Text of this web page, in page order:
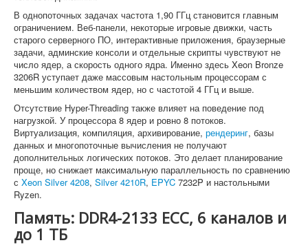
В однопоточных задачах частота 1,90 ГГц становится главным
ограничением. Веб-панели, некоторые игровые движки, часть
старого серверного ПО, интерактивные приложения, браузерные
задачи, админские консоли и отдельные скрипты чувствуют не
число ядер, а скорость одного ядра. Именно здесь Xeon Bronze
3206R уступает даже массовым настольным процессорам с
меньшим количеством ядер, но с частотой 4 ГГц и выше.
Отсутствие Hyper-Threading также влияет на поведение под
нагрузкой. У процессора 8 ядер и ровно 8 потоков.
Виртуализация, компиляция, архивирование, рендеринг, базы
данных и многопоточные вычисления не получают
дополнительных логических потоков. Это делает планирование
проще, но снижает максимальную параллельность по сравнению
с Xeon Silver 4208, Silver 4210R, EPYC 7232P и настольными
Ryzen.
Память: DDR4-2133 ECC, 6 каналов и
до 1 ТБ